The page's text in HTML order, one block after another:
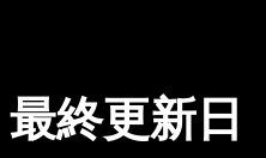
最終更新日